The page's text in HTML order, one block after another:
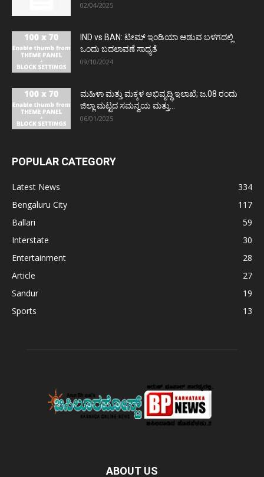
02/04/2025
IND vs BAN: ಟೀಮ್ ಇಂಡಿಯಾ ಆಡುವ ಬಳಗದಲ್ಲಿ
ಒಂದು ಬದಲಾವಣೆ ಸಾಧ್ಯತೆ
09/10/2024
ಮಹಿಳಾ ಮತ್ತು ಮಕ್ಕಳ ಅಭಿವೃದ್ಧಿ ಇಲಾಖೆ; ಜ.08 ರಂದು
ಜಿಲ್ಲಾ ಮಟ್ಟದ ಸಮನ್ವಯ ಮತ್ತು...
06/01/2025
POPULAR CATEGORY
Latest News
334
Bengaluru City
117
Ballari
59
Interstate
30
Entertainment
28
Article
27
Sandur
19
Sports
13
ABOUT US